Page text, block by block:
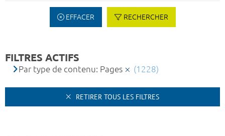
EFFACER RECHERCHER
FILTRES ACTIFS
Par type de contenu: Pages (1228)
RETIRER TOUS LES FILTRES